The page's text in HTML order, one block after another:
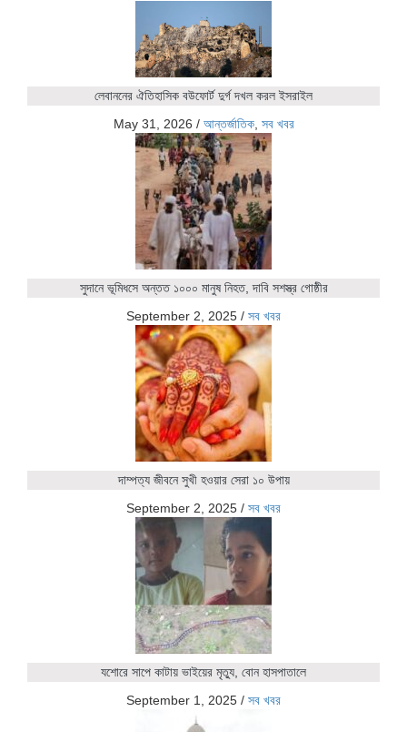
লেবাননের ঐতিহাসিক বউফোর্ট দুর্গ দখল করল ইসরাইল
May 31, 2026 / আন্তর্জাতিক, সব খবর
সুদানে ভূমিধসে অন্তত ১০০০ মানুষ নিহত, দাবি সশস্ত্র গোষ্ঠীর
September 2, 2025 / সব খবর
দাম্পত্য জীবনে সুখী হওয়ার সেরা ১০ উপায়
September 2, 2025 / সব খবর
যশোরে সাপে কাটায় ভাইয়ের মৃত্যু, বোন হাসপাতালে
September 1, 2025 / সব খবর